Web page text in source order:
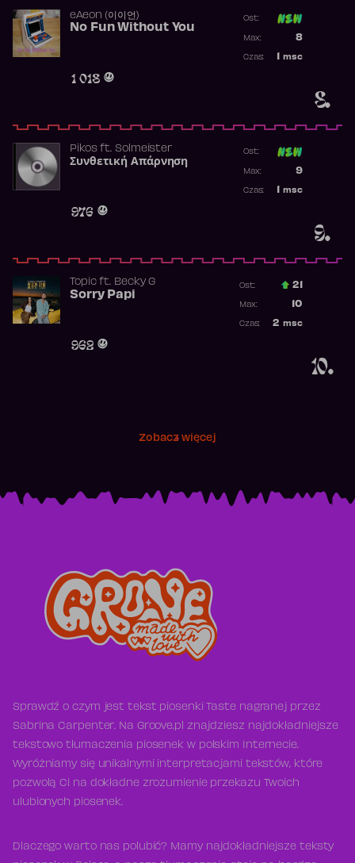
8.
​eAeon (이이언)
No Fun Without You
1 018
Ost:
8
Max:
msc
Czas:
9.
Pikosft. Solmeister
Συνθετική Απάρνηση
976
Ost:
9
Max:
msc
Czas:
10.
Topicft. Becky G
Sorry Papi
962
Ost.: 21
10
Max:
2 msc
Czas:
Zobacz więcej
Sprawdź o czym jest tekst piosenki Taste nagranej przez
Sabrina Carpenter. Na Groove.pl znajdziesz najdokładniejsze
tekstowo tłumaczenia piosenek w polskim Internecie.
Wyróżniamy się unikalnymi interpretacjami tekstów, które
pozwolą Ci na dokładne zrozumienie przekazu Twoich
ulubionych piosenek.
Dlaczego warto nas polubić? Mamy najdokładniejsze teksty